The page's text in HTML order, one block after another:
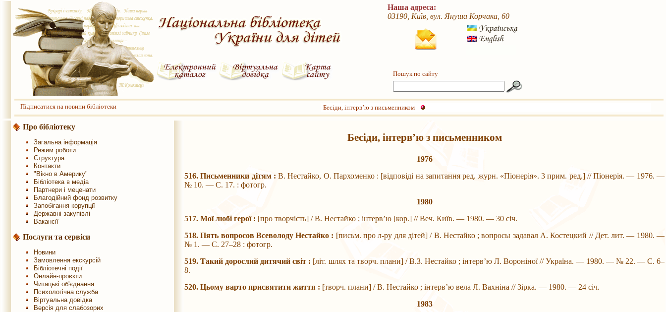
Наша адреса:
03190, Київ, вул. Януша Корчака, 60
Пошук по сайту
Підписатися на новини бібліотеки Бесіди, інтерв’ю з письменником
Про бібліотеку
Загальна інформація
Режим роботи
Структура
Контакти
"Вікно в Америку"
Бібліотека в медіа
Партнери і меценати
Благодійний фонд розвитку
Запобігання корупції
Державні закупівлі
Вакансії
Послуги та сервіси
Новини
Замовлення екскурсій
Бібліотечні події
Онлайн-проєкти
Читацькі об'єднання
Психологічна служба
Віртуальна довідка
Версія для слабозорих
Бесіди, інтерв’ю з письменником
1976
516. Письменники дітям :В. Нестайко, О. Пархоменко : [відповіді на запитання ред. журн. «Піонерія». 3 прим. ред.] // Піонерія. — 1976. —
№ 10. — С. 17. : фотогр.
1980
517. Мої любі герої : [про творчість] / В. Нестайко ; інтерв’ю [кор.] // Веч. Київ. — 1980. — 30 січ.
518. Пять вопросов Всеволоду Нестайко : [письм. про л-ру для дітей] / В. Нестайко ; вопросы задавал А. Костецкий // Дет. лит. — 1980. —
№ 1. — С. 27–28 : фотогр.
519. Такий дорослий дитячий світ : [літ. шлях та творч. плани] / В.З. Нестайко ; інтерв’ю Л. Вороніної // Україна. — 1980. — № 22. — С. 6–
8.
520. Цьому варто присвятити життя : [творч. плани] / В. Нестайко ; інтерв’ю вела Л. Вахніна // Зірка. — 1980. — 24 січ.
1983